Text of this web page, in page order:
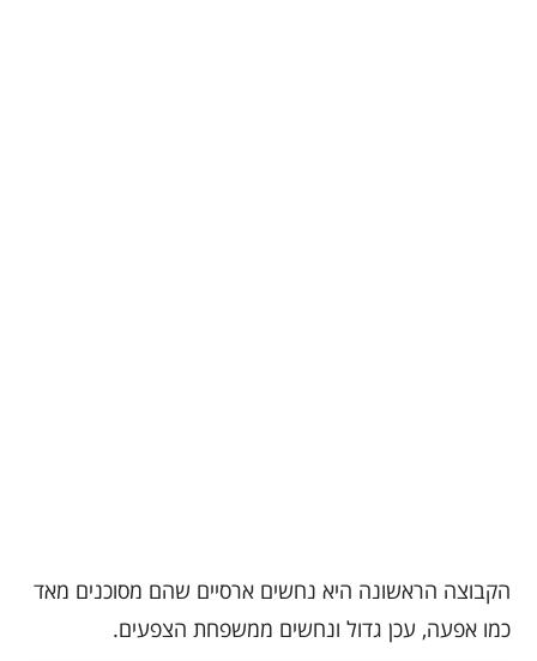
הקבוצה הראשונה היא נחשים ארסיים שהם מסוכנים מאד
כמו אפעה, עכן גדול ונחשים ממשפחת הצפעים.